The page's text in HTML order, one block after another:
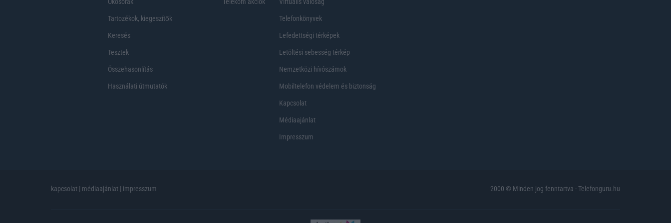
Okosórák
Tartozékok, kiegeszítők
Keresés
Tesztek
Összehasonlítás
Használati útmutatók
Telekom akciók Virtuális valóság
Telefonkönyvek
Lefedettségi térképek
Letöltési sebesség térkép
Nemzetközi hívószámok
Mobiltelefon védelem és biztonság
Kapcsolat
Médiaajánlat
Impresszum
kapcsolat | médiaajánlat | impresszum 2000 © Minden jog fenntartva - Telefonguru.hu